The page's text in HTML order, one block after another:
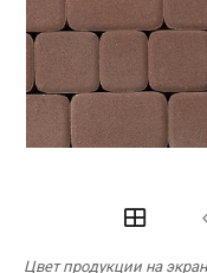
Цвет продукции на